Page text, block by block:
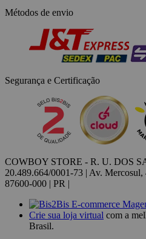
Métodos de envio
Segurança e Certificação
COWBOY STORE - R. U. DOS
20.489.664/0001-73 | Av.
87600-000 | PR |
Crie sua loja virtual com a
Brasil.